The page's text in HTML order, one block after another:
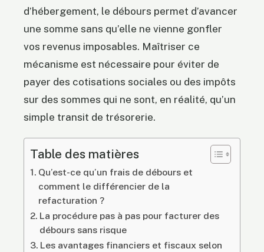
d’hébergement, le débours permet d’avancer
une somme sans qu’elle ne vienne gonfler
vos revenus imposables. Maîtriser ce
mécanisme est nécessaire pour éviter de
payer des cotisations sociales ou des impôts
sur des sommes qui ne sont, en réalité, qu’un
simple transit de trésorerie.
Table des matières
Qu’est-ce qu’un frais de débours et
comment le différencier de la
refacturation ?
La procédure pas à pas pour facturer des
débours sans risque
Les avantages financiers et fiscaux selon